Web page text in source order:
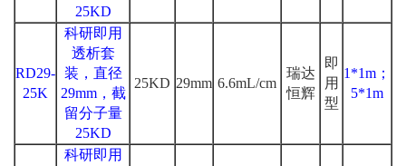
25KD
RD29-
25K
科研即用
透析套
装，直径
29mm，截
留分子量
25KD
25KD 29mm 6.6mL/cm
瑞达
恒辉
即
用
型
1*1m；
5*1m
科研即用